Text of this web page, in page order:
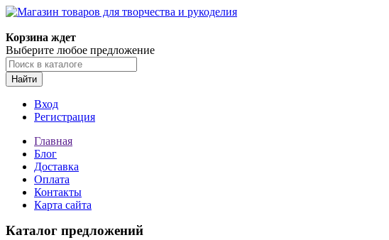
Корзина ждет
Выберите любое предложение
Найти
Вход
Регистрация
Главная
Блог
Доставка
Оплата
Контакты
Карта сайта
Каталог предложений